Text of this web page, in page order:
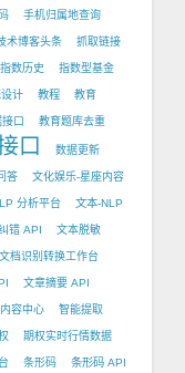
手机归属地查询
术博客头条 抓取链接
指数历史 指数型基金
计 教程 教育
口 教育题库去重
口 数据更新
答 文化娱乐-星座内容
分析平台 文本-NLP
错 API 文本脱敏
文档识别转换工作台
文章摘要 API
容中心 智能提取
期权实时行情数据
条形码 条形码 API